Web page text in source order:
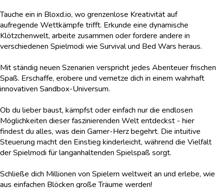
Tauche ein in Bloxd.io, wo grenzenlose Kreativität auf
aufregende Wettkämpfe trifft. Erkunde eine dynamische
Klötzchenwelt, arbeite zusammen oder fordere andere in
verschiedenen Spielmodi wie Survival und Bed Wars heraus.
Mit ständig neuen Szenarien verspricht jedes Abenteuer frischen
Spaß. Erschaffe, erobere und vernetze dich in einem wahrhaft
innovativen Sandbox-Universum.
Ob du lieber baust, kämpfst oder einfach nur die endlosen
Möglichkeiten dieser faszinierenden Welt entdeckst - hier
findest du alles, was dein Gamer-Herz begehrt. Die intuitive
Steuerung macht den Einstieg kinderleicht, während die Vielfalt
der Spielmodi für langanhaltenden Spielspaß sorgt.
Schließe dich Millionen von Spielern weltweit an und erlebe, wie
aus einfachen Blöcken große Träume werden!